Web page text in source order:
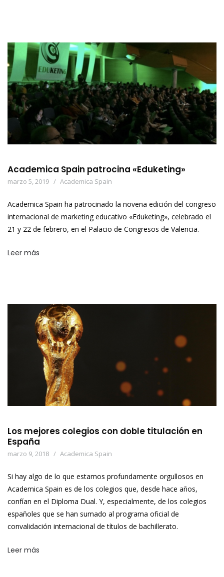
Academica Spain patrocina «Eduketing»
marzo 5, 2019 Academica Spain
Academica Spain ha patrocinado la novena edición del congreso
internacional de marketing educativo «Eduketing», celebrado el
21 y 22 de febrero, en el Palacio de Congresos de Valencia.
Leer más
Los mejores colegios con doble titulación en
España
marzo 9, 2018 Academica Spain
Si hay algo de lo que estamos profundamente orgullosos en
Academica Spain es de los colegios que, desde hace años,
confían en el Diploma Dual. Y, especialmente, de los colegios
españoles que se han sumado al programa oficial de
convalidación internacional de títulos de bachillerato.
Leer más